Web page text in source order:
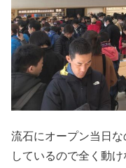
流石にオープン当日
しているので全く動